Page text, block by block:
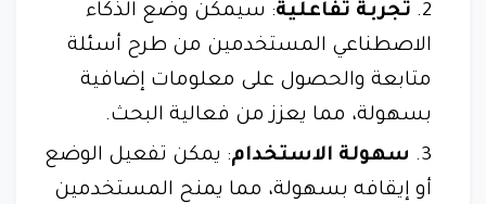
تجربة تفاعلية: سيمكن وضع الذكاء
الاصطناعي المستخدمين من طرح أسئلة
متابعة والحصول على معلومات إضافية
بسهولة، مما يعزز من فعالية البحث.
سهولة الاستخدام: يمكن تفعيل الوضع
أو إيقافه بسهولة، مما يمنح المستخدمين